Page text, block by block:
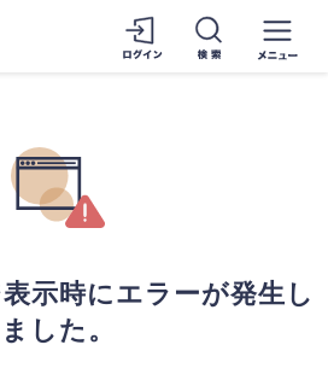
示時にエラーが発生し
ました。